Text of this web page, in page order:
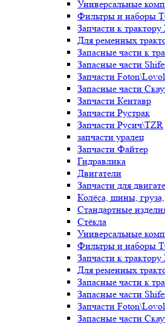
Универсальные
Фильтры и наборы
Запчасти к
Для ременных
Запасные части к
Запасные части
Запчасти Foton\Lovol
Запасные части
Запчасти Кентавр
Запчасти Рустрак
Запчасти Русич\TZR
запчасти уралец
Запчасти Файтер
Гидравлика
Двигатели
Запчасти для
Колёса, шины,
Стандартные
Стёкла
Универсальные
Фильтры и наборы
Запчасти к
Для ременных
Запасные части к
Запасные части
Запчасти Foton\Lovol
Запасные части